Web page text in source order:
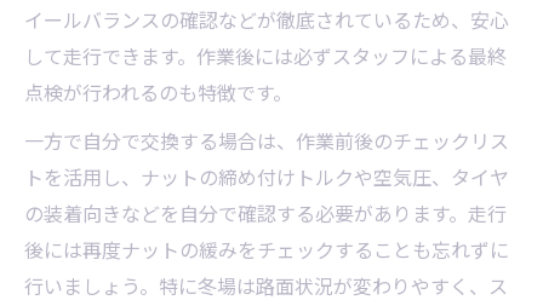
イールバランスの確認などが徹底されているため、安心
して走行できます。作業後には必ずスタッフによる最終
点検が行われるのも特徴です。
一方で自分で交換する場合は、作業前後のチェックリス
トを活用し、ナットの締め付けトルクや空気圧、タイヤ
の装着向きなどを自分で確認する必要があります。走行
後には再度ナットの緩みをチェックすることも忘れずに
行いましょう。特に冬場は路面状況が変わりやすく、ス